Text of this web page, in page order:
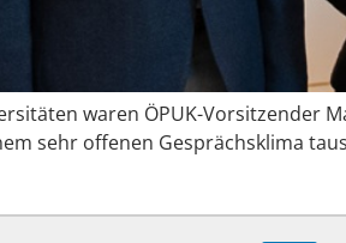
waren ÖPUK-Vorsitzender
sehr offenen Gesprächsklima